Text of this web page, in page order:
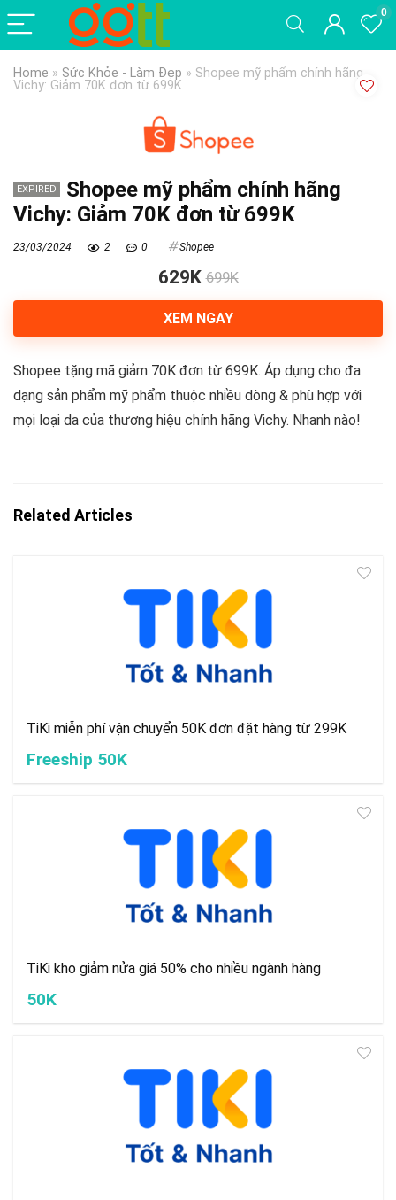
0
Home » Sức Khỏe - Làm Đẹp » Shopee mỹ phẩm chính hãng
Vichy: Giảm 70K đơn từ 699K
EXPIRED
Shopee mỹ phẩm chính hãng
Vichy: Giảm 70K đơn từ 699K
23/03/2024 2 0 Shopee
629K 699K
XEM NGAY
Shopee tặng mã giảm 70K đơn từ 699K. Áp dụng cho đa
dạng sản phẩm mỹ phẩm thuộc nhiều dòng & phù hợp với
mọi loại da của thương hiệu chính hãng Vichy. Nhanh nào!
Related Articles
TiKi miễn phí vận chuyển 50K đơn đặt hàng từ 299K
Freeship 50K
TiKi kho giảm nửa giá 50% cho nhiều ngành hàng
50K